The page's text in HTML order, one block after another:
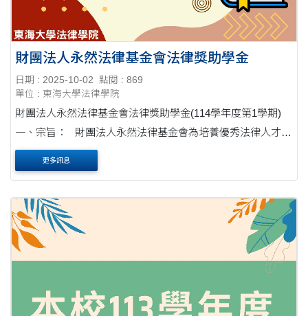
財團法人永然法律基金會法律獎助學金
日期 : 2025-10-02
點閱 : 869
單位 : 東海大學法律學院
財團法人永然法律基金會法律獎助學金(114學年度第1學期)
一、宗旨： 財團法人永然法律基金會為培養優秀法律人才，
並獎助家境清寒、課業....
更多訊息